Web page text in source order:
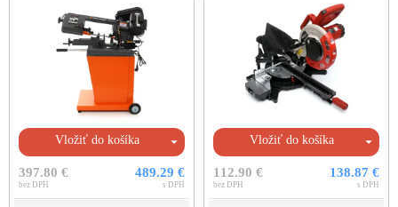
Vložiť do košíka
397.80 €
bez DPH
489.29 €
s DPH
Vložiť do košíka
112.90 €
bez DPH
138.87 €
s DPH